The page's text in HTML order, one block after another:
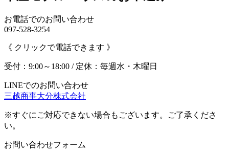
お電話でのお問い合わせ
097-528-3254
《 クリックで電話できます 》
受付：9:00～18:00 / 定休：毎週水・木曜日
LINEでのお問い合わせ
三越商事大分株式会社
※すぐにご対応できない場合もございます。ご了承くださ
い。
お問い合わせフォーム